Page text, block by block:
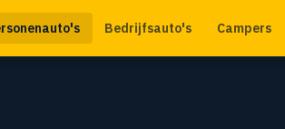
Bedrijfsauto's Campers